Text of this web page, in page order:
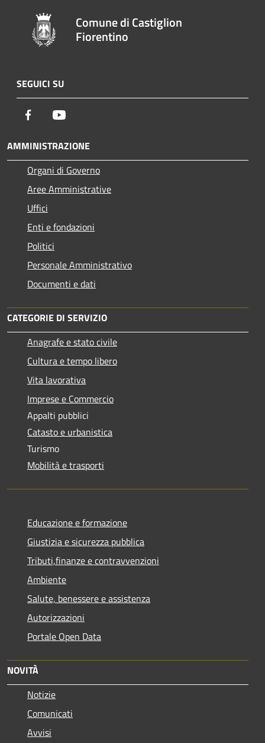
Comune di Castiglion
Fiorentino
SEGUICI SU
Facebook
AMMINISTRAZIONE
Organi di Governo
Aree Amministrative
Uffici
Enti e fondazioni
Politici
Personale Amministrativo
Documenti e dati
CATEGORIE DI SERVIZIO
Anagrafe e stato civile
Cultura e tempo libero
Vita lavorativa
Imprese e Commercio
Appalti pubblici
Catasto e urbanistica
Turismo
Mobilità e trasporti
Educazione e formazione
Giustizia e sicurezza pubblica
Tributi,finanze e contravvenzioni
Ambiente
Salute, benessere e assistenza
Autorizzazioni
Portale Open Data
NOVITÀ
Notizie
Comunicati
Avvisi